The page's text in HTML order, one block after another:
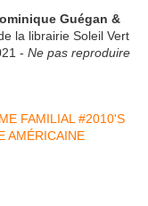
Guégan &
la librairie Soleil Vert
- Ne pas reproduire
FAMILIAL #2010'S
AMÉRICAINE